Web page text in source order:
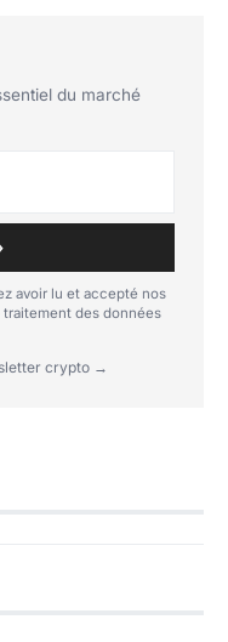
du marché
avoir lu et accepté nos
des données
crypto →